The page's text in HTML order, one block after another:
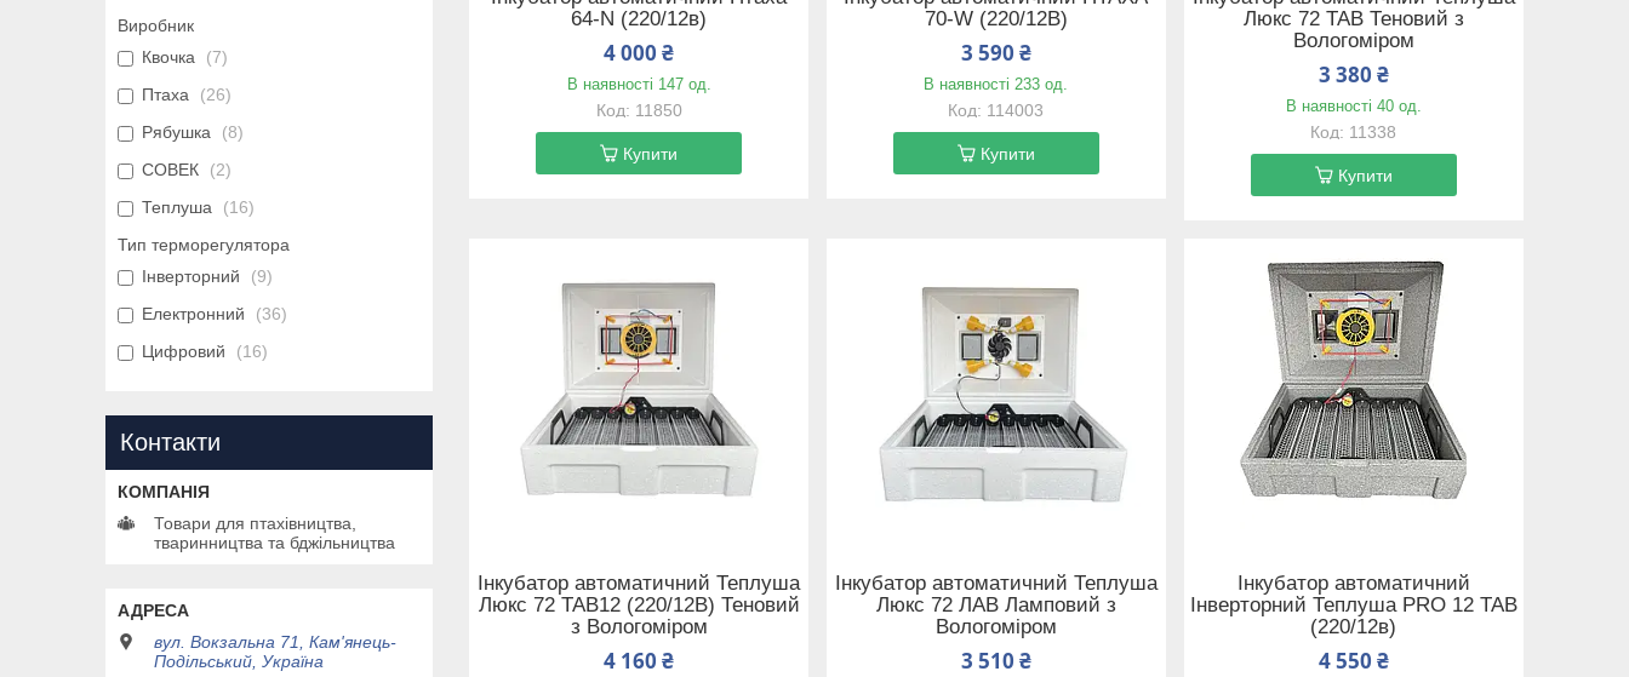
64-N (220/12в)
4 000 ₴
В наявності 147 од.
11850
Купити
70-W (220/12В)
3 590 ₴
В наявності 233 од.
114003
Купити
Люкс 72 ТАВ Теновий з
Вологоміром
3 380 ₴
В наявності 40 од.
11338
Купити
Інкубатор автоматичний Теплуша
Люкс 72 ТАВ12 (220/12В) Теновий
з Вологоміром
4 160 ₴
Інкубатор автоматичний Теплуша
Люкс 72 ЛАВ Ламповий з
Вологоміром
3 510 ₴
Інкубатор автоматичний
Інверторний Теплуша PRO 12 ТАВ
(220/12в)
4 550 ₴
Виробник
Квочка
7
Птаха
26
Рябушка
8
СОВЕК
2
Теплуша
16
Тип терморегулятора
Інверторний
9
Електронний
36
Цифровий
16
Контакти
Товари для птахівництва,
тваринництва та бджільництва
вул. Вокзальна 71, Кам'янець-
Подільський, Україна